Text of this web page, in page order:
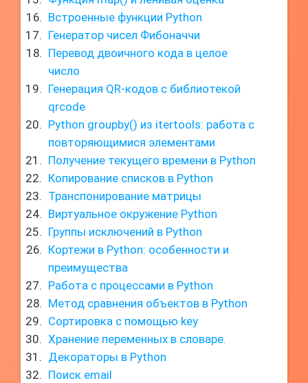
Встроенные функции Python
Генератор чисел Фибоначчи
Перевод двоичного кода в целое
число
Генерация QR-кодов с библиотекой
qrcode
Python groupby() из itertools: работа с
повторяющимися элементами
Получение текущего времени в Python
Копирование списков в Python
Транспонирование матрицы
Виртуальное окружение Python
Группы исключений в Python
Кортежи в Python: особенности и
преимущества
Работа с процессами в Python
Метод сравнения объектов в Python
Сортировка с помощью key
Хранение переменных в словаре.
Декораторы в Python
Поиск email